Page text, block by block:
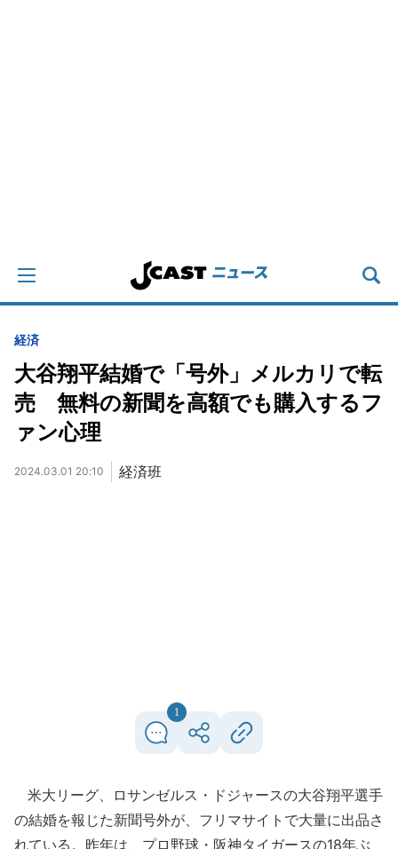
経済
大谷翔平結婚で「号外」メルカリで転
売 無料の新聞を高額でも購入するフ
ァン心理
2024.03.01 20:10 経済班
1
米大リーグ、ロサンゼルス・ドジャースの大谷翔平選手
の結婚を報じた新聞号外が、フリマサイトで大量に出品さ
れている。昨年は、プロ野球・阪神タイガースの18年ぶ